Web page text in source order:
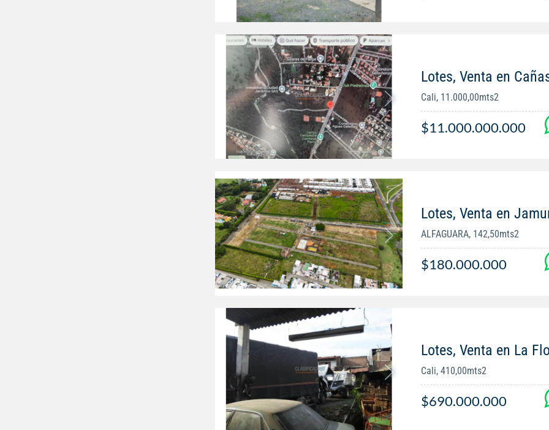
Lotes, Venta en
Cali, 11.000,00mts2
$11.000.000.000
Lotes, Venta en
ALFAGUARA, 142,50mts2
$180.000.000
Lotes, Venta en La
Cali, 410,00mts2
$690.000.000